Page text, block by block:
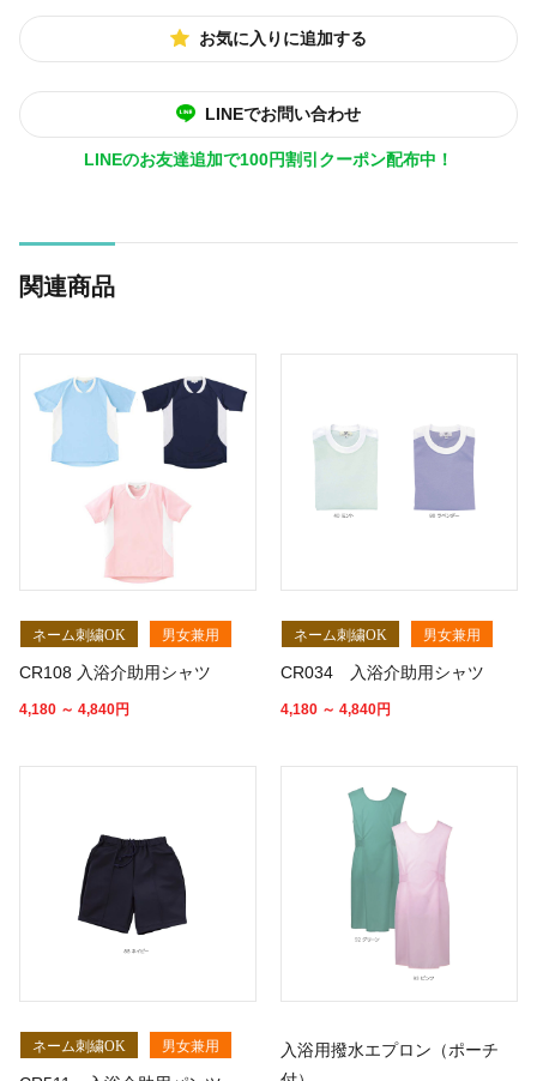
お気に入りに追加する
LINEでお問い合わせ
LINEのお友達追加で100円割引クーポン配布中！
関連商品
ネーム刺繍OK 男女兼用
CR108 入浴介助用シャツ
4,180 ～ 4,840円
ネーム刺繍OK 男女兼用
CR034 入浴介助用シャツ
4,180 ～ 4,840円
ネーム刺繍OK 男女兼用
入浴用撥水エプロン（ポーチ